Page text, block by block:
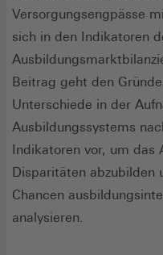
Versorgungsengpässe
sich in den Indikatoren
Beitrag geht den
Unterschiede in der
Ausbildungssystems
Indikatoren vor, um das
Disparitäten abzubilden
Chancen
analysieren.